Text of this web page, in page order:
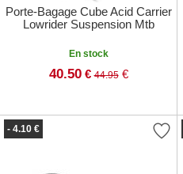
Porte-Bagage Cube Acid Carrier
Lowrider Suspension Mtb
En stock
40.50 € 44.95€
- 4.10 €